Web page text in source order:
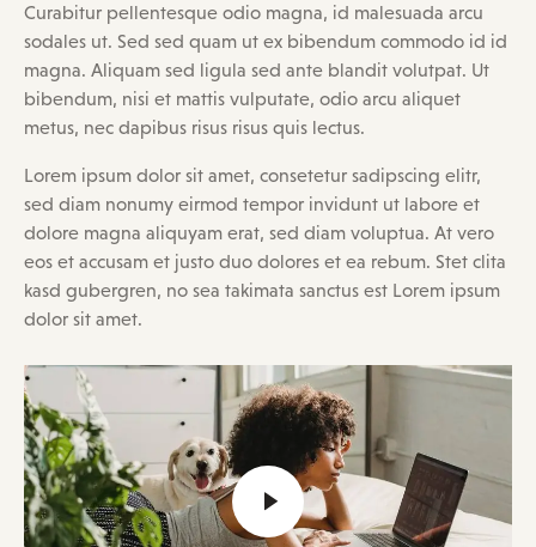
Curabitur pellentesque odio magna, id malesuada arcu
sodales ut. Sed sed quam ut ex bibendum commodo id id
magna. Aliquam sed ligula sed ante blandit volutpat. Ut
bibendum, nisi et mattis vulputate, odio arcu aliquet
metus, nec dapibus risus risus quis lectus.
Lorem ipsum dolor sit amet, consetetur sadipscing elitr,
sed diam nonumy eirmod tempor invidunt ut labore et
dolore magna aliquyam erat, sed diam voluptua. At vero
eos et accusam et justo duo dolores et ea rebum. Stet clita
kasd gubergren, no sea takimata sanctus est Lorem ipsum
dolor sit amet.